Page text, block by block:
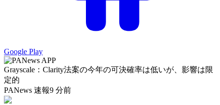
Google Play
Grayscale：Clarity法案の今年の可決確率は低いが、影響は限
定的
PANews 速報9 分前